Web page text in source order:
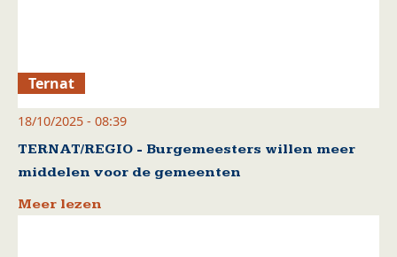
Ternat
18/10/2025 - 08:39
TERNAT/REGIO - Burgemeesters willen meer
middelen voor de gemeenten
Meer lezen